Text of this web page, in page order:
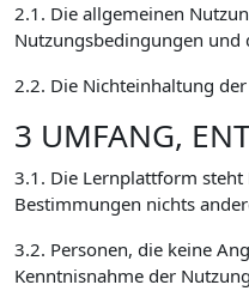
2.1. Die allgemeinen
Nutzungsbedingungen und
2.2. Die Nichteinhaltung
3 UMFANG,
3.1. Die Lernplattform steht
Bestimmungen nichts
3.2. Personen, die keine
Kenntnisnahme der